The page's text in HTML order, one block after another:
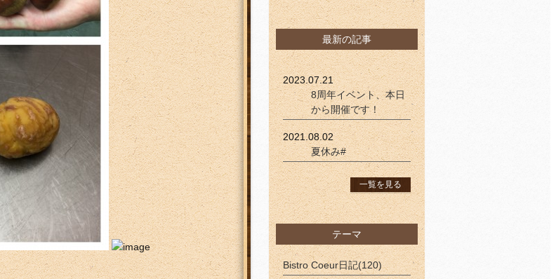
ブログ
最新の記事
2023.07.21
8周年イベント、本日
から開催です！
2021.08.02
夏休み#
一覧を見る
テーマ
Bistro Coeur日記(120)